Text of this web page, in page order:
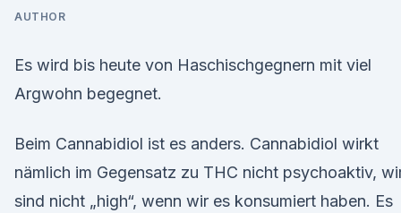
AUTHOR
Es wird bis heute von Haschischgegnern mit viel
Argwohn begegnet.
Beim Cannabidiol ist es anders. Cannabidiol wirkt
nämlich im Gegensatz zu THC nicht psychoaktiv,
sind nicht „high“, wenn wir es konsumiert haben. Es